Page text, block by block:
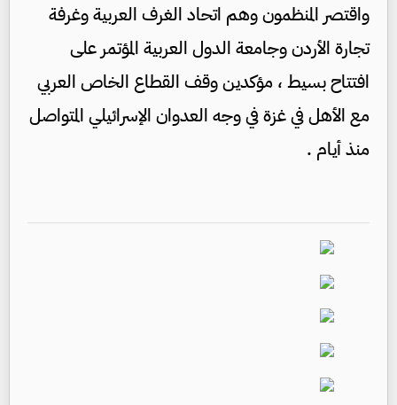
واقتصر المنظمون وهم اتحاد الغرف العربية وغرفة
تجارة الأردن وجامعة الدول العربية المؤتمر على
افتتاح بسيط ، مؤكدين وقف القطاع الخاص العربي
مع الأهل في غزة في وجه العدوان الإسرائيلي المتواصل
منذ أيام .